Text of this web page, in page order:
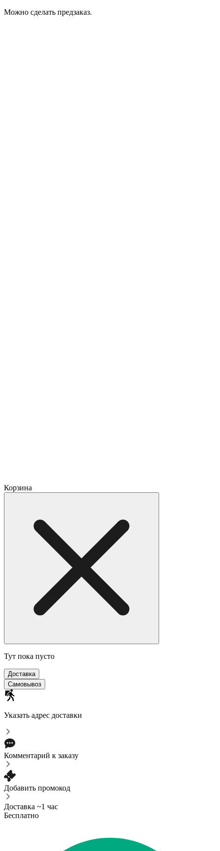
Можно сделать предзаказ.
Корзина
Тут пока пусто
Доставка
Самовывоз
Указать адрес доставки
Комментарий к заказу
Добавить промокод
Доставка ~1 час
Бесплатно